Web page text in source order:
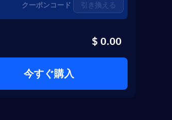
引き換える
$ 0.00
今すぐ購入